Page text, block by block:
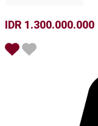
IDR 1.300.000.000